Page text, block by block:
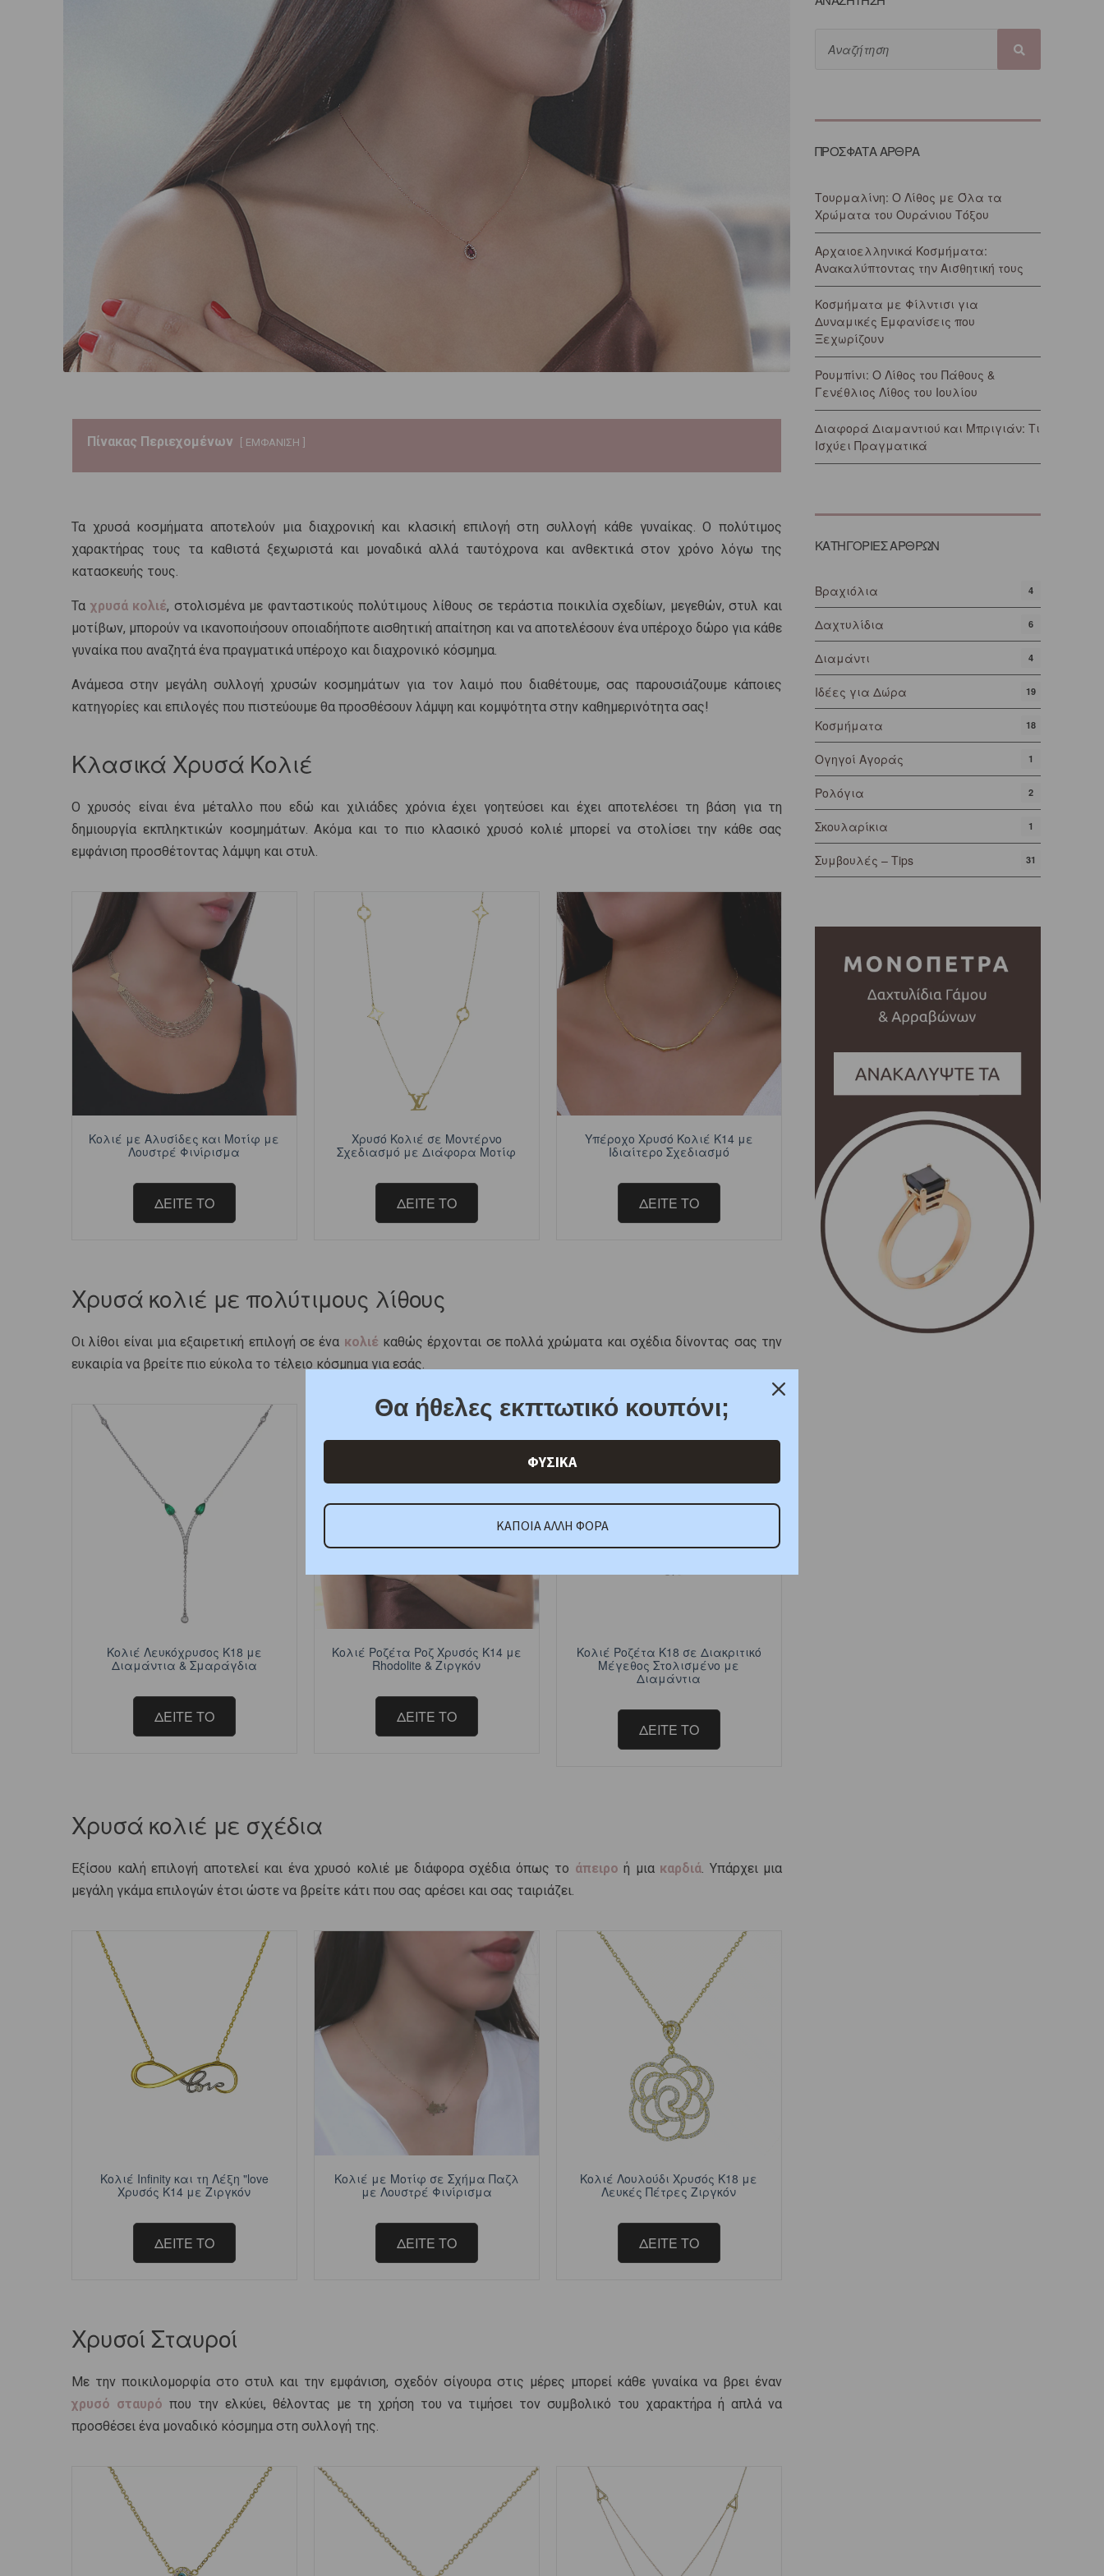
Πίνακας Περιεχομένων ΕΜΦΑΝΙΣΗ
Τα χρυσά κοσμήματα αποτελούν μια διαχρονική και κλασική επιλογή στη συλλογή κάθε γυναίκας. Ο πολύτιμος
χαρακτήρας τους τα καθιστά ξεχωριστά και μοναδικά αλλά ταυτόχρονα και ανθεκτικά στον χρόνο λόγω της
κατασκευής τους.
Τα χρυσά κολιέ, στολισμένα με φανταστικούς πολύτιμους λίθους σε τεράστια ποικιλία σχεδίων, μεγεθών, στυλ και
μοτίβων, μπορούν να ικανοποιήσουν οποιαδήποτε αισθητική απαίτηση και να αποτελέσουν ένα υπέροχο δώρο για κάθε
γυναίκα που αναζητά ένα πραγματικά υπέροχο και διαχρονικό κόσμημα.
Ανάμεσα στην μεγάλη συλλογή χρυσών κοσμημάτων για τον λαιμό που διαθέτουμε, σας παρουσιάζουμε κάποιες
κατηγορίες και επιλογές που πιστεύουμε θα προσθέσουν λάμψη και κομψότητα στην καθημερινότητα σας!
Κλασικά Χρυσά Κολιέ
Ο χρυσός είναι ένα μέταλλο που εδώ και χιλιάδες χρόνια έχει γοητεύσει και έχει αποτελέσει τη βάση για τη
δημιουργία εκπληκτικών κοσμημάτων. Ακόμα και το πιο κλασικό χρυσό κολιέ μπορεί να στολίσει την κάθε σας
εμφάνιση προσθέτοντας λάμψη και στυλ.
Κολιέ με Αλυσίδες και Μοτίφ με
Λουστρέ Φινίρισμα
ΔΕΙΤΕ ΤΟ
Χρυσό Κολιέ σε Μοντέρνο
Σχεδιασμό με Διάφορα Μοτίφ
ΔΕΙΤΕ ΤΟ
Υπέροχο Χρυσό Κολιέ Κ14 με
Ιδιαίτερο Σχεδιασμό
ΔΕΙΤΕ ΤΟ
Χρυσά κολιέ με πολύτιμους λίθους
Οι λίθοι είναι μια εξαιρετική επιλογή σε ένα κολιέ καθώς έρχονται σε πολλά χρώματα και σχέδια δίνοντας σας την
ευκαιρία να βρείτε πιο εύκολα το τέλειο κόσμημα για εσάς.
Κολιέ Λευκόχρυσος Κ18 με
Διαμάντια & Σμαράγδια
ΔΕΙΤΕ ΤΟ
Κολιέ Ροζέτα Ροζ Χρυσός Κ14 με
Rhodolite & Ζιργκόν
ΔΕΙΤΕ ΤΟ
Κολιέ Ροζέτα Κ18 σε Διακριτικό
Μέγεθος Στολισμένο με
Διαμάντια
ΔΕΙΤΕ ΤΟ
Χρυσά κολιέ με σχέδια
Εξίσου καλή επιλογή αποτελεί και ένα χρυσό κολιέ με διάφορα σχέδια όπως το άπειρο ή μια καρδιά. Υπάρχει μια
μεγάλη γκάμα επιλογών έτσι ώστε να βρείτε κάτι που σας αρέσει και σας ταιριάζει.
Κολιέ Infinity και τη Λέξη "love
Χρυσός Κ14 με Ζιργκόν
ΔΕΙΤΕ ΤΟ
Κολιέ με Μοτίφ σε Σχήμα Παζλ
με Λουστρέ Φινίρισμα
ΔΕΙΤΕ ΤΟ
Κολιέ Λουλούδι Χρυσός Κ18 με
Λευκές Πέτρες Ζιργκόν
ΔΕΙΤΕ ΤΟ
Χρυσοί Σταυροί
Με την ποικιλομορφία στο στυλ και την εμφάνιση, σχεδόν σίγουρα στις μέρες μπορεί κάθε γυναίκα να βρει έναν
χρυσό σταυρό που την ελκύει, θέλοντας με τη χρήση του να τιμήσει τον συμβολικό του χαρακτήρα ή απλά να
προσθέσει ένα μοναδικό κόσμημα στη συλλογή της.
ΠΡΟΣΦΑΤΑ ΑΡΘΡΑ
Τουρμαλίνη: Ο Λίθος με Όλα τα
Χρώματα του Ουράνιου Τόξου
Αρχαιοελληνικά Κοσμήματα:
Ανακαλύπτοντας την Αισθητική τους
Κοσμήματα με Φίλντισι για
Δυναμικές Εμφανίσεις που
Ξεχωρίζουν
Ρουμπίνι: Ο Λίθος του Πάθους &
Γενέθλιος Λίθος του Ιουλίου
Διαφορά Διαμαντιού και Μπριγιάν: Τι
Ισχύει Πραγματικά
ΚΑΤΗΓΟΡΙΕΣ ΑΡΘΡΩΝ
Βραχιόλια 4
Δαχτυλίδια 6
Διαμάντι 4
Ιδέες για Δώρα 19
Κοσμήματα 18
Ογηγοί Αγοράς 1
Ρολόγια 2
Σκουλαρίκια 1
Συμβουλές – Tips 31
Θα ήθελες εκπτωτικό κουπόνι;
ΦΥΣΙΚΑ
ΚΑΠΟΙΑ ΑΛΛΗ ΦΟΡΑ